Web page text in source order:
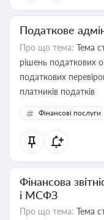
Податкове
Про що тема: Тема
рішень податкових
податкових
платників податків
Фінансові послуги
Фінансова
і МСФЗ
Про що тема: Тема